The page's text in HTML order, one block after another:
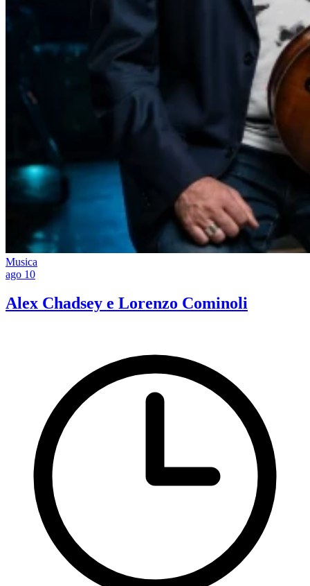
Musica
ago 10
Alex Chadsey e Lorenzo Cominoli